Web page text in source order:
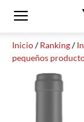
Inicio/Ranking/
pequeños